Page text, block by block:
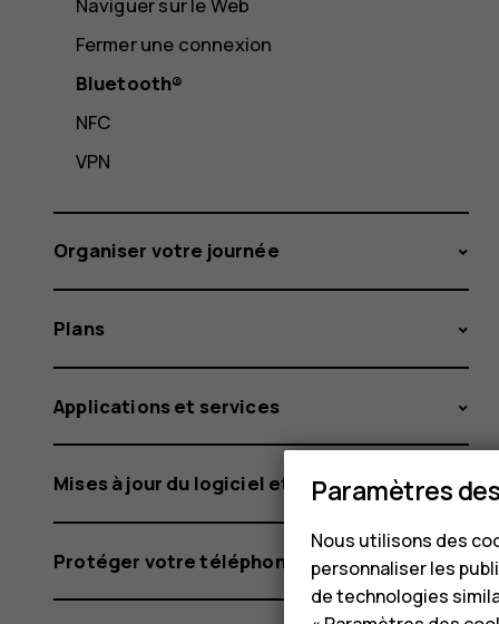
Fermer une connexion
Bluetooth®
NFC
VPN
Organiser votre journée
Plans
Applications et services
Mises à jour du logiciel et sauvegardes
Protéger votre téléphone
Paramètres
Nous utilisons des
personnaliser les
de technologies